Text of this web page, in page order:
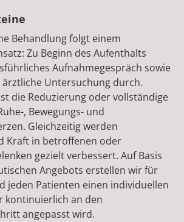
Behandlung folgt einem
Zu Beginn des Aufenthalts
Aufnahmegespräch sowie
ärztliche Untersuchung durch.
die Reduzierung oder vollständige
, Bewegungs- und
Gleichzeitig werden
Kraft in betroffenen oder
gezielt verbessert. Auf Basis
Angebots erstellen wir für
jeden Patienten einen individuellen
kontinuierlich an den
angepasst wird.